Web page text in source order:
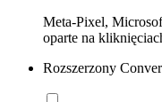
Meta-Pixel,
oparte na
Rozszerzony